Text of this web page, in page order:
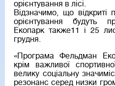
орієнтування в лісі.
Відзначимо, що відкриті
орієнтування будуть
Екопарк также11 і 25
грудня.
«Програма Фельдман
крім важливої
велику соціальну
резонанс серед низки